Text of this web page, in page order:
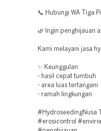
📞 Hubungi WA Tiga
🌿 Ingin penghijauan
Kami melayani jasa
✨ Keunggulan:
- hasil cepat tumbuh
- area luas tertangani
- ramah lingkungan
#HydroseedingNusa
#erosicontrol